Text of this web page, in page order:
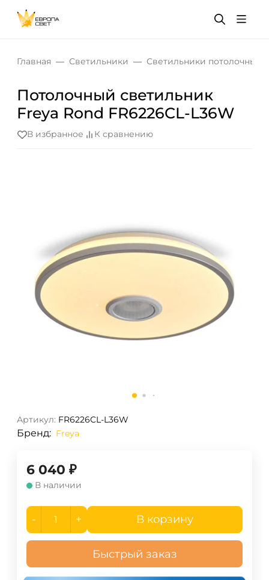
Главная Светильники Светильники потолочные
Потолочный светильник
Freya Rond FR6226CL-L36W
В избранное К сравнению
Артикул: FR6226CL-L36W
Бренд: Freya
6 040 ₽
В наличии
- + В корзину
Быстрый заказ